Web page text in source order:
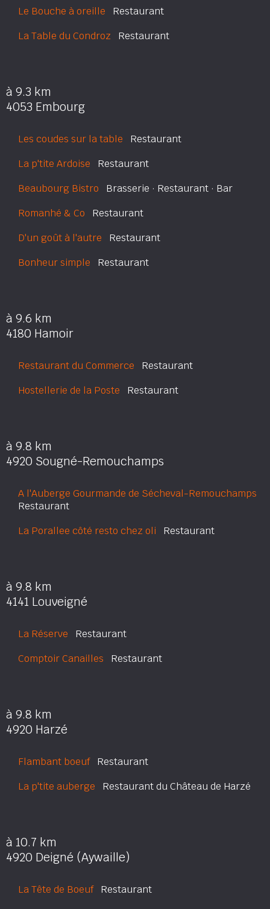
Le Bouche à oreille Restaurant
La Table du Condroz Restaurant
à 9.3 km
4053 Embourg
Les coudes sur la table Restaurant
La p'tite Ardoise Restaurant
Beaubourg Bistro Brasserie · Restaurant · Bar
Romanhé & Co Restaurant
D'un goût à l'autre Restaurant
Bonheur simple Restaurant
à 9.6 km
4180 Hamoir
Restaurant du Commerce Restaurant
Hostellerie de la Poste Restaurant
à 9.8 km
4920 Sougné-Remouchamps
A l'Auberge Gourmande de Sécheval-Remouchamps
Restaurant
La Porallee côté resto chez oli Restaurant
à 9.8 km
4141 Louveigné
La Réserve Restaurant
Comptoir Canailles Restaurant
à 9.8 km
4920 Harzé
Flambant boeufRestaurant
La p'tite auberge Restaurant du Château de Harzé
à 10.7 km
4920 Deigné (Aywaille)
La Tête de BoeufRestaurant